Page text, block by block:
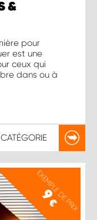
&
pour
est une
ceux qui
dans ou à
EXEMPLE DE PRIX
9
€